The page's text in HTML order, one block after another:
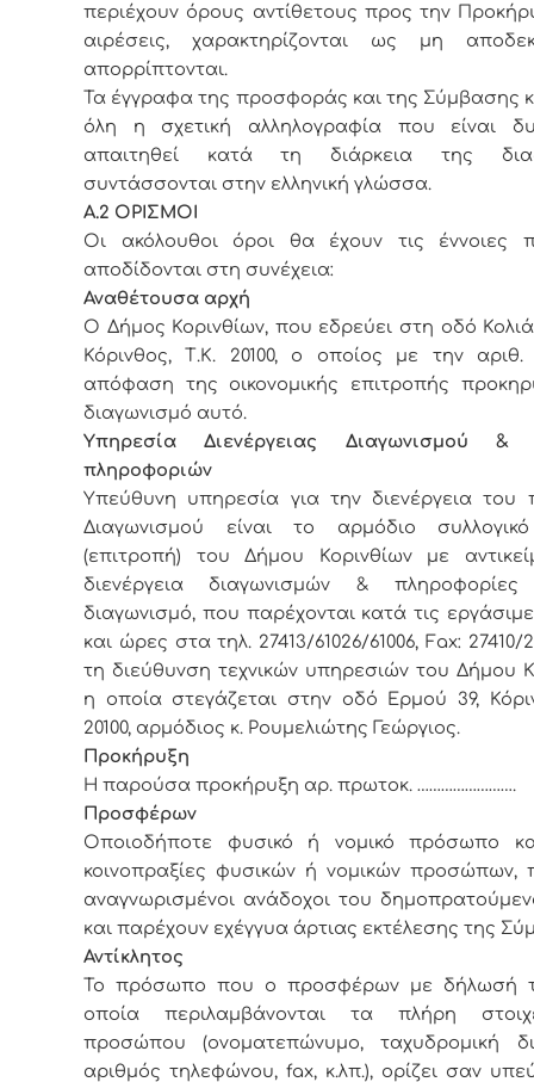
περιέχουν όρους αντίθετους προς την
αιρέσεις, χαρακτηρίζονται ως μη
απορρίπτονται.
Τα έγγραφα της προσφοράς και της Σύμβασης
όλη η σχετική αλληλογραφία που είναι
απαιτηθεί κατά τη διάρκεια της
συντάσσονται στην ελληνική γλώσσα.
A.2 ΟΡΙΣΜΟΙ
Οι ακόλουθοι όροι θα έχουν τις έννοιες
αποδίδονται στη συνέχεια:
Αναθέτουσα αρχή
Ο Δήμος Κορινθίων, που εδρεύει στη οδό
Κόρινθος, Τ.Κ. 20100, ο οποίος με την αριθ.
απόφαση της οικονομικής επιτροπής
διαγωνισμό αυτό.
Υπηρεσία Διενέργειας Διαγωνισμού &
πληροφοριών
Υπεύθυνη υπηρεσία για την διενέργεια του
Διαγωνισμού είναι το αρμόδιο
(επιτροπή) του Δήμου Κορινθίων με
διενέργεια διαγωνισμών &
διαγωνισμό, που παρέχονται κατά τις
και ώρες στα τηλ. 27413/61026/61006, Fax:
τη διεύθυνση τεχνικών υπηρεσιών του Δήμου
η οποία στεγάζεται στην οδό Ερμού 39,
20100, αρμόδιος κ. Ρουμελιώτης Γεώργιος.
Προκήρυξη
Η παρούσα προκήρυξη αρ. πρωτοκ. …………………….
Προσφέρων
Οποιοδήποτε φυσικό ή νομικό πρόσωπο
κοινοπραξίες φυσικών ή νομικών προσώπων,
αναγνωρισμένοι ανάδοχοι του
και παρέχουν εχέγγυα άρτιας εκτέλεσης της
Αντίκλητος
Το πρόσωπο που ο προσφέρων με δήλωσή
οποία περιλαμβάνονται τα πλήρη
προσώπου (ονοματεπώνυμο, ταχυδρομική
αριθμός τηλεφώνου, fax, κ.λπ.), ορίζει σαν